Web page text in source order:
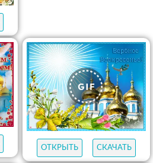
ОТКРЫТЬ СКАЧАТЬ